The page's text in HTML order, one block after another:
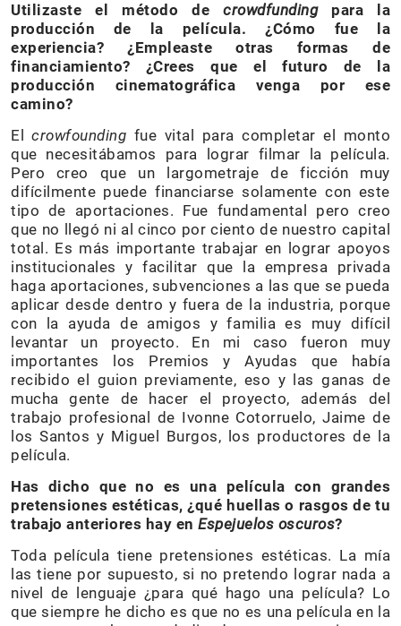
Utilizaste el método de crowdfundingpara la
producción de la película. ¿Cómo fue la
experiencia? ¿Empleaste otras formas de
financiamiento? ¿Crees que el futuro de la
producción cinematográfica venga por ese
camino?
Elcrowfounding fue vital para completar el monto
que necesitábamos para lograr filmar la película.
Pero creo que un largometraje de ficción muy
difícilmente puede financiarse solamente con este
tipo de aportaciones. Fue fundamental pero creo
que no llegó ni al cinco por ciento de nuestro capital
total. Es más importante trabajar en lograr apoyos
institucionales y facilitar que la empresa privada
haga aportaciones, subvenciones a las que se pueda
aplicar desde dentro y fuera de la industria, porque
con la ayuda de amigos y familia es muy difícil
levantar un proyecto. En mi caso fueron muy
importantes los Premios y Ayudas que había
recibido el guion previamente, eso y las ganas de
mucha gente de hacer el proyecto, además del
trabajo profesional de Ivonne Cotorruelo, Jaime de
los Santos y Miguel Burgos, los productores de la
película.
Has dicho que no es una película con grandes
pretensiones estéticas, ¿qué huellas o rasgos de tu
trabajo anteriores hay en Espejuelos oscuros?
Toda película tiene pretensiones estéticas. La mía
las tiene por supuesto, si no pretendo lograr nada a
nivel de lenguaje ¿para qué hago una película? Lo
que siempre he dicho es que no es una película en la